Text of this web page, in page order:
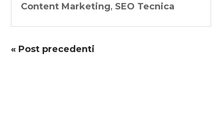
Content Marketing, SEO Tecnica
« Post precedenti